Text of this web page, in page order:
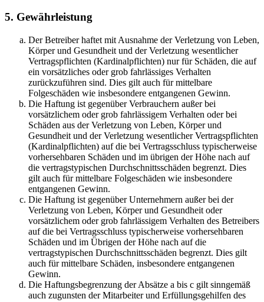
5. Gewährleistung
Der Betreiber haftet mit Ausnahme der Verletzung von Leben,
Körper und Gesundheit und der Verletzung wesentlicher
Vertragspflichten (Kardinalpflichten) nur für Schäden, die auf
ein vorsätzliches oder grob fahrlässiges Verhalten
zurückzuführen sind. Dies gilt auch für mittelbare
Folgeschäden wie insbesondere entgangenen Gewinn.
Die Haftung ist gegenüber Verbrauchern außer bei
vorsätzlichem oder grob fahrlässigem Verhalten oder bei
Schäden aus der Verletzung von Leben, Körper und
Gesundheit und der Verletzung wesentlicher Vertragspflichten
(Kardinalpflichten) auf die bei Vertragsschluss typischerweise
vorhersehbaren Schäden und im übrigen der Höhe nach auf
die vertragstypischen Durchschnittsschäden begrenzt. Dies
gilt auch für mittelbare Folgeschäden wie insbesondere
entgangenen Gewinn.
Die Haftung ist gegenüber Unternehmern außer bei der
Verletzung von Leben, Körper und Gesundheit oder
vorsätzlichem oder grob fahrlässigem Verhalten des Betreibers
auf die bei Vertragsschluss typischerweise vorhersehbaren
Schäden und im Übrigen der Höhe nach auf die
vertragstypischen Durchschnittsschäden begrenzt. Dies gilt
auch für mittelbare Schäden, insbesondere entgangenen
Gewinn.
Die Haftungsbegrenzung der Absätze a bis c gilt sinngemäß
auch zugunsten der Mitarbeiter und Erfüllungsgehilfen des